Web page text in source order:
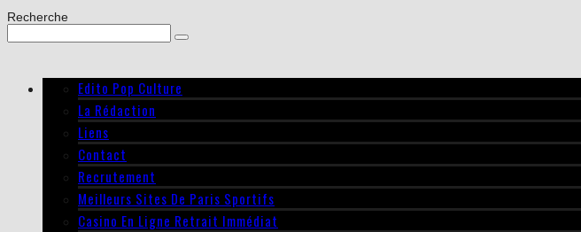
Recherche
Edito Pop Culture
La Rédaction
Liens
Contact
Recrutement
Meilleurs Sites De Paris Sportifs
Casino En Ligne Retrait Immédiat